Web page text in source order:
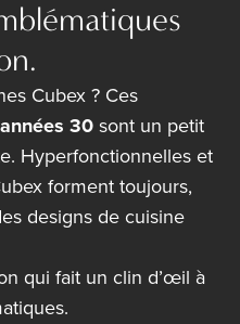
Cubex? Ces
30sont un petit
Hyperfonctionnelles et
forment toujours,
designs de cuisine
qui fait un clin d’œil à